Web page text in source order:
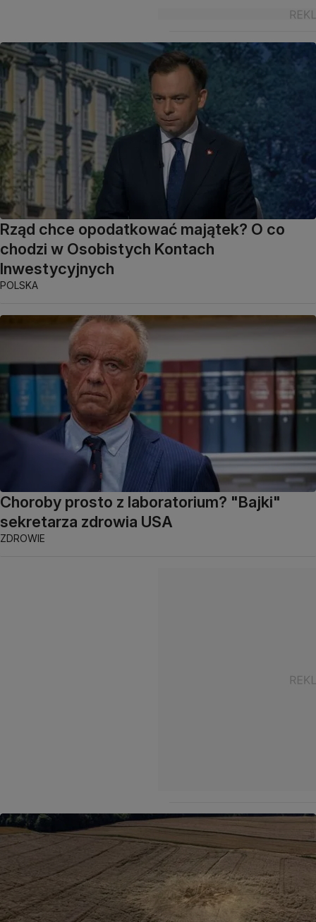
Rząd chce opodatkować majątek? O co
chodzi w Osobistych Kontach
Inwestycyjnych
POLSKA
Choroby prosto z laboratorium? "Bajki"
sekretarza zdrowia USA
ZDROWIE